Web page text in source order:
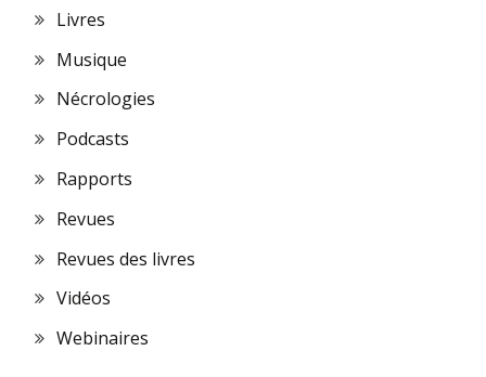
Livres
Musique
Nécrologies
Podcasts
Rapports
Revues
Revues des livres
Vidéos
Webinaires